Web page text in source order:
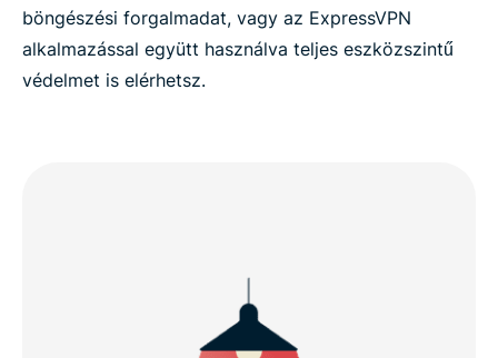
böngészési forgalmadat, vagy az ExpressVPN
alkalmazással együtt használva teljes eszközszintű
védelmet is elérhetsz.